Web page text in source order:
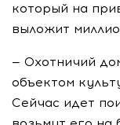
который на
выложит
— Охотничий
объектом
Сейчас идет